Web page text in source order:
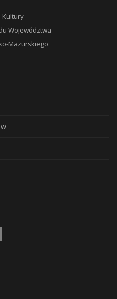
Kultury
Województwa
Mazurskiego